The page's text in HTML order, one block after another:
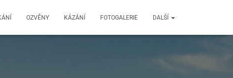
OZVĚNY KÁZÁNÍ FOTOGALERIE DALŠÍ